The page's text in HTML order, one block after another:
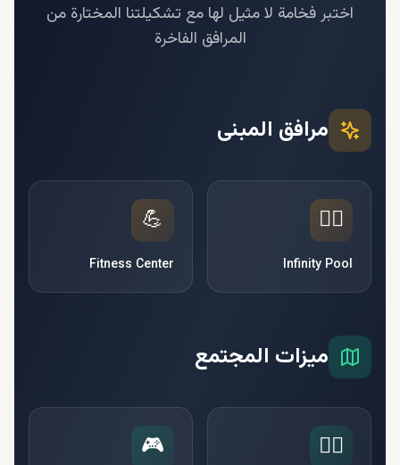
اختبر فخامة لا مثيل لها مع تشكيلتنا المختارة من
المرافق الفاخرة
مرافق المبنى
🏊‍♂️
Infinity Pool
💪
Fitness Center
ميزات المجتمع
🧘‍♀️
🎮